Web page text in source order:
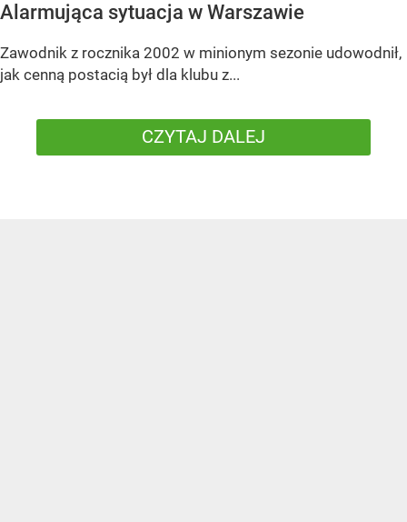
Alarmująca sytuacja w Warszawie
Zawodnik z rocznika 2002 w minionym sezonie udowodnił,
jak cenną postacią był dla klubu z...
CZYTAJ DALEJ